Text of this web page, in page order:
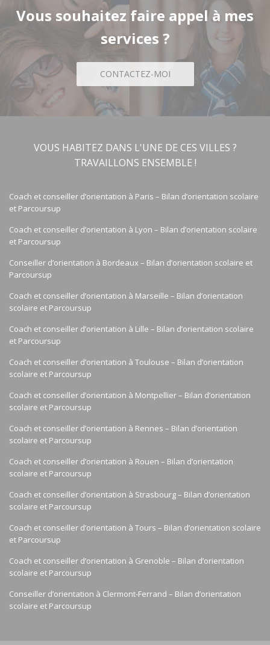
Vous souhaitez faire appel à mes
services ?
CONTACTEZ-MOI
VOUS HABITEZ DANS L'UNE DE CES VILLES ?
TRAVAILLONS ENSEMBLE !
Coach et conseiller d’orientation à Paris – Bilan d’orientation scolaire
et Parcoursup
Coach et conseiller d’orientation à Lyon – Bilan d’orientation scolaire
et Parcoursup
Conseiller d’orientation à Bordeaux – Bilan d’orientation scolaire et
Parcoursup
Coach et conseiller d’orientation à Marseille – Bilan d’orientation
scolaire et Parcoursup
Coach et conseiller d’orientation à Lille – Bilan d’orientation scolaire
et Parcoursup
Coach et conseiller d’orientation à Toulouse – Bilan d’orientation
scolaire et Parcoursup
Coach et conseiller d’orientation à Montpellier – Bilan d’orientation
scolaire et Parcoursup
Coach et conseiller d’orientation à Rennes – Bilan d’orientation
scolaire et Parcoursup
Coach et conseiller d’orientation à Rouen – Bilan d’orientation
scolaire et Parcoursup
Coach et conseiller d’orientation à Strasbourg – Bilan d’orientation
scolaire et Parcoursup
Coach et conseiller d’orientation à Tours – Bilan d’orientation scolaire
et Parcoursup
Coach et conseiller d’orientation à Grenoble – Bilan d’orientation
scolaire et Parcoursup
Conseiller d’orientation à Clermont-Ferrand – Bilan d’orientation
scolaire et Parcoursup